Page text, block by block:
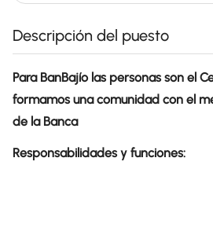
Descripción del puesto
Para BanBajío las personas son el
formamos una comunidad con el
de la Banca
Responsabilidades y funciones: